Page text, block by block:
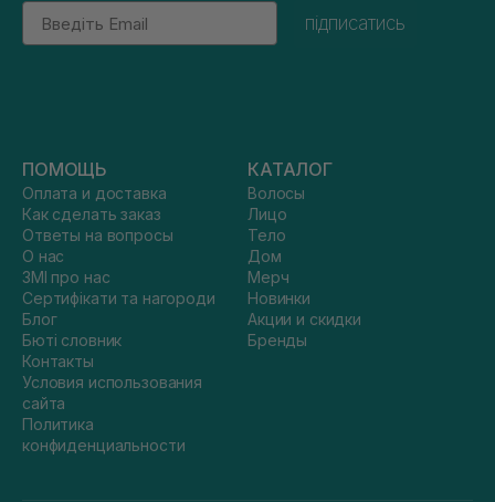
Email
підписатись
ПОМОЩЬ
Оплата и доставка
Как сделать заказ
Ответы на вопросы
О нас
ЗМІ про нас
Сертифікати та нагороди
Блог
Бюті словник
Контакты
Условия использования
сайта
Политика
конфиденциальности
КАТАЛОГ
Волосы
Лицо
Тело
Дом
Мерч
Новинки
Акции и скидки
Бренды